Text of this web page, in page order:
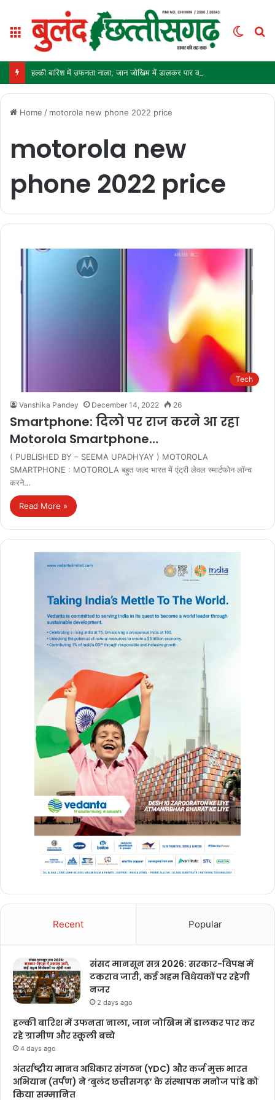
Menu
Switch
Home / motorola new phone 2022 price
motorola new
phone 2022 price
Tech
Vanshika Pandey December 14, 2022 26
Smartphone: दिलो पर राज करने आ रहा
Motorola Smartphone…
( PUBLISHED BY – SEEMA UPADHYAY ) MOTOROLA
SMARTPHONE : MOTOROLA बहुत जल्द भारत में एंट्री लेवल स्मार्टफोन लॉन्च
करने…
Read More »
Recent Popular
संसद मानसून सत्र 2026: सरकार-विपक्ष में
टकराव जारी, कई अहम विधेयकों पर रहेगी
नजर
2 days ago
हल्की बारिश में उफनता नाला, जान जोखिम में डालकर पार कर
रहे ग्रामीण और स्कूली बच्चे
4 days ago
अंतर्राष्ट्रीय मानव अधिकार संगठन (YDC) और कर्ज मुक्त भारत
अभियान (तर्पण) ने ‘बुलंद छत्तीसगढ़’ के संस्थापक मनोज पांडे को
किया सम्मानित